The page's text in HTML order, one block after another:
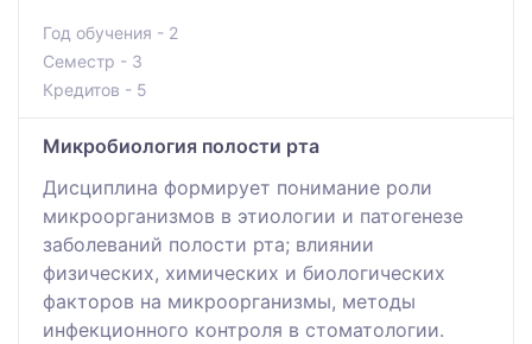
Год обучения - 2
Семестр - 3
Кредитов - 5
Микробиология полости рта
Дисциплина формирует понимание роли
микроорганизмов в этиологии и патогенезе
заболеваний полости рта; влиянии
физических, химических и биологических
факторов на микроорганизмы, методы
инфекционного контроля в стоматологии.